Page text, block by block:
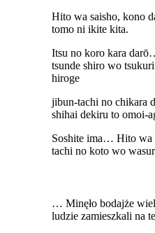
Hito wa saisho, kono
tomo ni ikite kita.
Itsu no koro kara
tsunde shiro wo
hiroge
jibun-tachi no chikara
shihai dekiru to omoi-
Soshite ima… Hito wa
tachi no koto wo
… Minęło bodajże
ludzie zamieszkali na